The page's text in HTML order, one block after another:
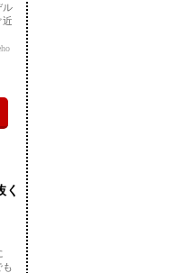
ル
近
く